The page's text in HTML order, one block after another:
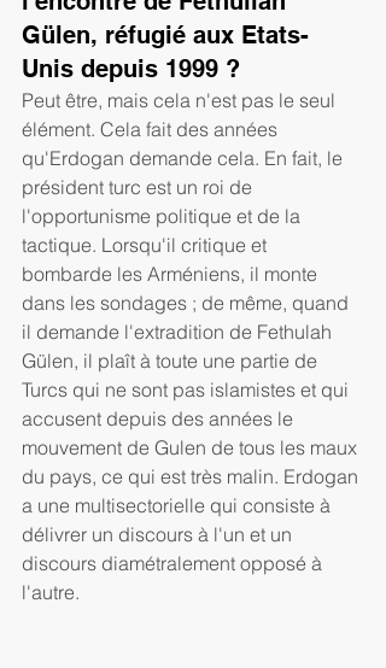
Gülen, réfugié aux Etats-
Unis depuis 1999 ?
Peut être, mais cela n'est pas le seul
élément. Cela fait des années
qu'Erdogan demande cela. En fait, le
président turc est un roi de
l'opportunisme politique et de la
tactique. Lorsqu'il critique et
bombarde les Arméniens, il monte
dans les sondages ; de même, quand
il demande l'extradition de Fethulah
Gülen, il plaît à toute une partie de
Turcs qui ne sont pas islamistes et qui
accusent depuis des années le
mouvement de Gulen de tous les maux
du pays, ce qui est très malin. Erdogan
a une multisectorielle qui consiste à
délivrer un discours à l'un et un
discours diamétralement opposé à
l'autre.